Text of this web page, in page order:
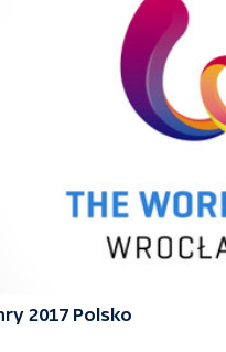
2017 Polsko